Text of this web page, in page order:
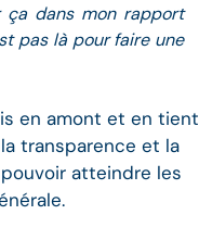
ça dans mon rapport
pas là pour faire une
en amont et en tient
transparence et la
atteindre les